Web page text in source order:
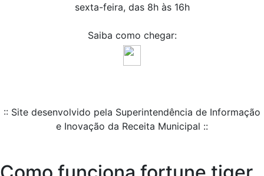
sexta-feira, das 8h às 16h
Saiba como chegar:
:: Site desenvolvido pela Superintendência de Informação
e Inovação da Receita Municipal ::